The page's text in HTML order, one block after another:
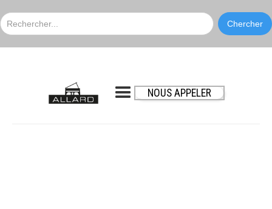
NOUS APPELER